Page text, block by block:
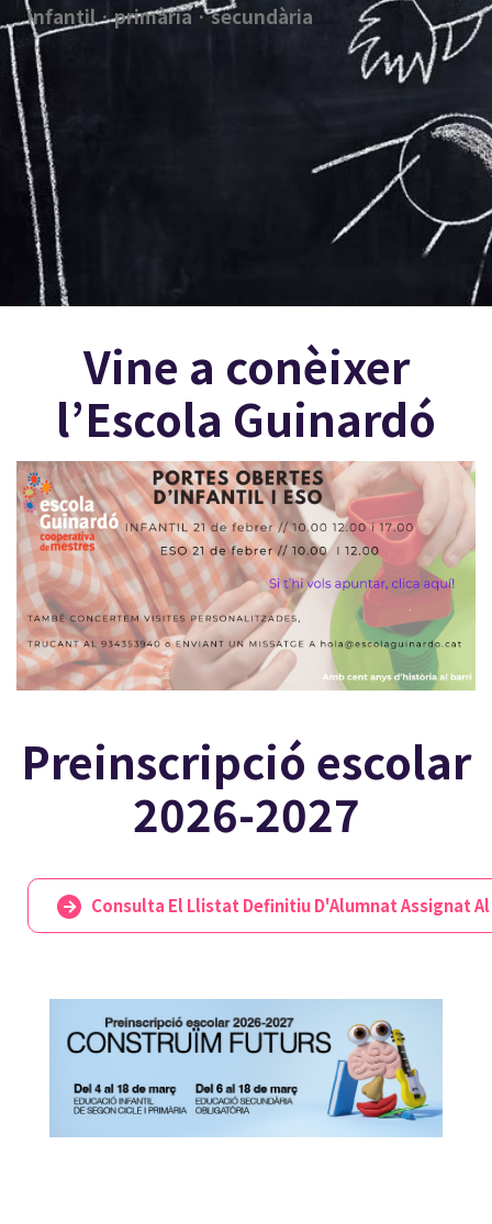
infantil · primària · secundària
Vine a conèixer
l’Escola Guinardó
Preinscripció escolar
2026-2027
Consulta El Llistat Definitiu D'Alumnat Assignat